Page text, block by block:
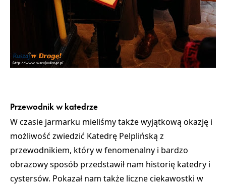
Przewodnik w katedrze
W czasie jarmarku mieliśmy także wyjątkową okazję i
możliwość zwiedzić Katedrę Pelplińską z
przewodnikiem, który w fenomenalny i bardzo
obrazowy sposób przedstawił nam historię katedry i
cystersów. Pokazał nam także liczne ciekawostki w